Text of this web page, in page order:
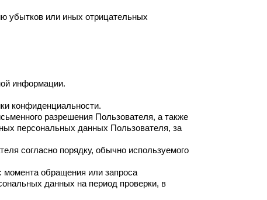
убытков или иных отрицательных
информации.
конфиденциальности.
разрешения Пользователя, а также
персональных данных Пользователя, за
согласно порядку, обычно используемого
обращения или запроса
данных на период проверки, в